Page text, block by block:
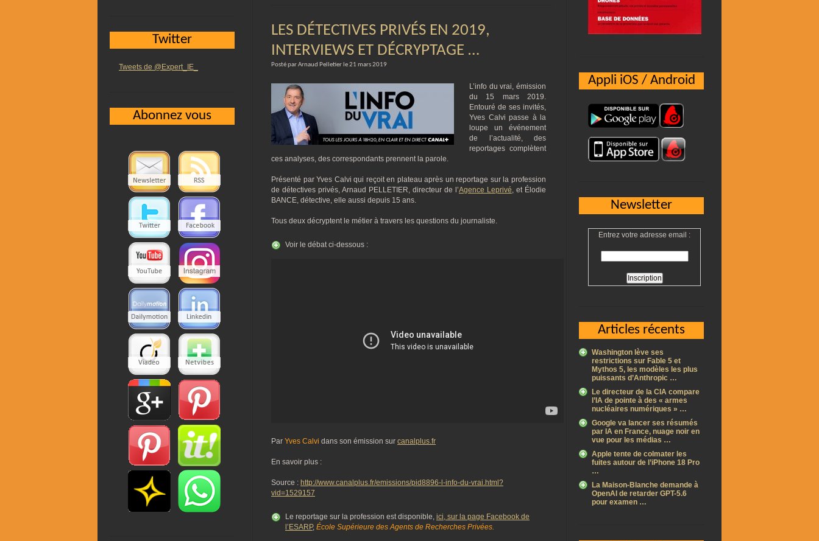
LES DÉTECTIVES PRIVÉS EN 2019,
INTERVIEWS ET DÉCRYPTAGE …
Posté par Arnaud Pelletier le 21 mars 2019
L’info du vrai, émission
du 15 mars 2019.
Entouré de ses invités,
Yves Calvi passe à la
loupe un événement
de l’actualité, des
reportages complètent
ces analyses, des correspondants prennent la parole.
Présenté par Yves Calvi qui reçoit en plateau après un reportage sur la profession
de détectives privés, Arnaud PELLETIER, directeur de l’Agence Leprivé, et Élodie
BANCE, détective, elle aussi depuis 15 ans.
Tous deux décryptent le métier à travers les questions du journaliste.
Voir le débat ci-dessous :
Par Yves Calvi dans son émission sur canalplus.fr
En savoir plus :
Source : http://www.canalplus.fr/emissions/pid8896-l-info-du-vrai.html?
vid=1529157
Le reportage sur la profession est disponible, ici, sur la page Facebook de
l’ESARP, École Supérieure des Agents de Recherches Privées.
Appli iOS / Android
Newsletter
Entrez votre adresse email :
Articles récents
Washington lève ses
restrictions sur Fable 5 et
Mythos 5, les modèles les plus
puissants d’Anthropic …
Le directeur de la CIA compare
l’IA de pointe à des « armes
nucléaires numériques » …
Google va lancer ses résumés
par IA en France, nuage noir en
vue pour les médias …
Apple tente de colmater les
fuites autour de l’iPhone 18 Pro
…
La Maison-Blanche demande à
OpenAI de retarder GPT-5.6
pour examen …
Twitter
Tweets de @Expert_IE_
Abonnez vous